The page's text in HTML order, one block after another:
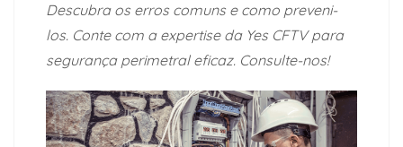
Descubra os erros comuns e como preveni-
los. Conte com a expertise da Yes CFTV para
segurança perimetral eficaz. Consulte-nos!